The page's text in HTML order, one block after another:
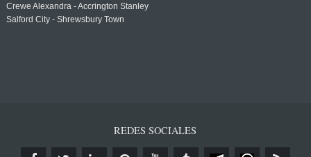
Crewe Alexandra - Accrington Stanley
Salford City - Shrewsbury Town
REDES SOCIALES